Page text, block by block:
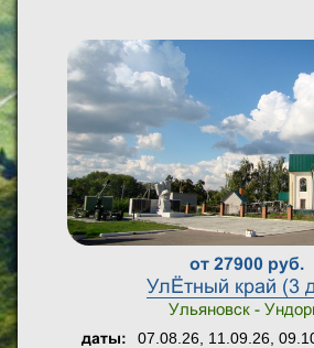
от 27900 руб.
УлЁтный край (3
Ульяновск -
даты: 07.08.26, 11.09.26,